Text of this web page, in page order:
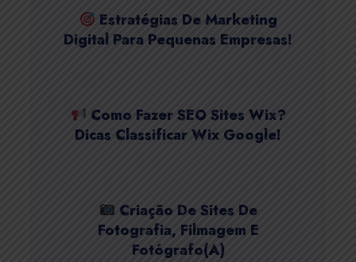
Estratégias De Marketing
Digital Para Pequenas Empresas!
Como Fazer SEO Sites Wix?
Dicas Classificar Wix Google!
Criação De Sites De
Fotografia, Filmagem E
Fotógrafo(a)